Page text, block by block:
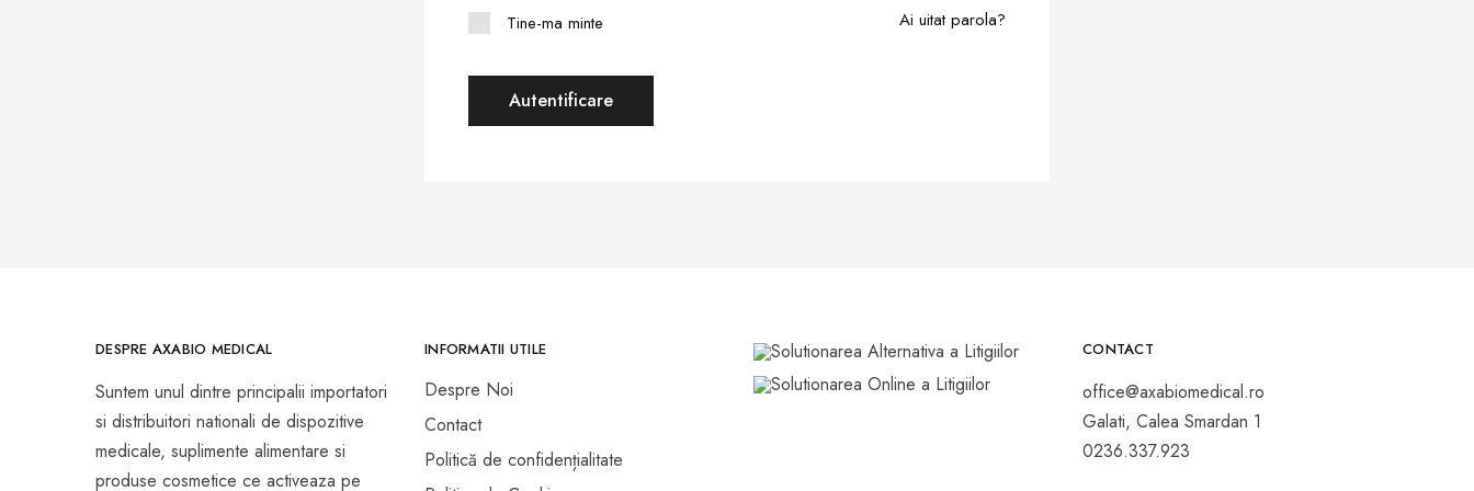
Tine-ma minte Ai uitat parola?
Autentificare
DESPRE AXABIO MEDICAL
Suntem unul dintre principalii importatori
si distribuitori nationali de dispozitive
medicale, suplimente alimentare si
produse cosmetice ce activeaza pe
INFORMATII UTILE
Despre Noi
Contact
Politică de confidențialitate
CONTACT
office@axabiomedical.ro
Galati, Calea Smardan 1
0236.337.923